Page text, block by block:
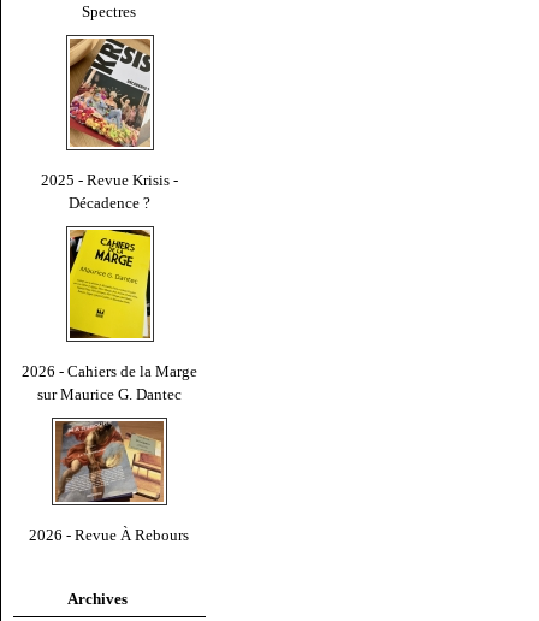
Spectres
2025 - Revue Krisis -
Décadence ?
2026 - Cahiers de la Marge
sur Maurice G. Dantec
2026 - Revue À Rebours
Archives